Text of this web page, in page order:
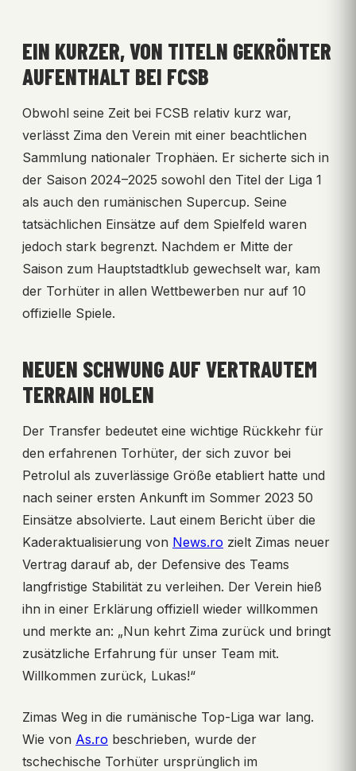
EIN KURZER, VON TITELN GEKRÖNTER
AUFENTHALT BEI FCSB
Obwohl seine Zeit bei FCSB relativ kurz war,
verlässt Zima den Verein mit einer beachtlichen
Sammlung nationaler Trophäen. Er sicherte sich in
der Saison 2024–2025 sowohl den Titel der Liga 1
als auch den rumänischen Supercup. Seine
tatsächlichen Einsätze auf dem Spielfeld waren
jedoch stark begrenzt. Nachdem er Mitte der
Saison zum Hauptstadtklub gewechselt war, kam
der Torhüter in allen Wettbewerben nur auf 10
offizielle Spiele.
NEUEN SCHWUNG AUF VERTRAUTEM
TERRAIN HOLEN
Der Transfer bedeutet eine wichtige Rückkehr für
den erfahrenen Torhüter, der sich zuvor bei
Petrolul als zuverlässige Größe etabliert hatte und
nach seiner ersten Ankunft im Sommer 2023 50
Einsätze absolvierte. Laut einem Bericht über die
Kaderaktualisierung von News.ro zielt Zimas neuer
Vertrag darauf ab, der Defensive des Teams
langfristige Stabilität zu verleihen. Der Verein hieß
ihn in einer Erklärung offiziell wieder willkommen
und merkte an: „Nun kehrt Zima zurück und bringt
zusätzliche Erfahrung für unser Team mit.
Willkommen zurück, Lukas!“
Zimas Weg in die rumänische Top-Liga war lang.
Wie von As.ro beschrieben, wurde der
tschechische Torhüter ursprünglich im